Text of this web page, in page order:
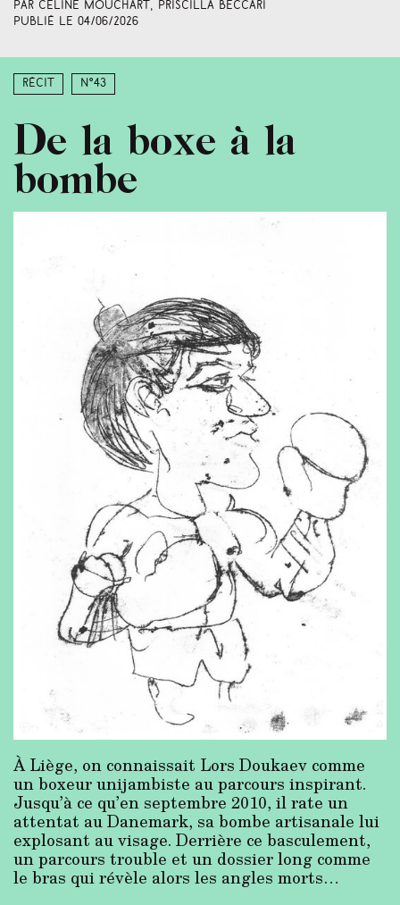
Par Céline Mouchart, Priscilla Beccari
Publié le 04/06/2026
Récit N°43
De la boxe à la
bombe
À Liège, on connaissait Lors Doukaev comme
un boxeur unijambiste au parcours inspirant.
Jusqu’à ce qu’en septembre 2010, il rate un
attentat au Danemark, sa bombe artisanale lui
explosant au visage. Derrière ce basculement,
un parcours trouble et un dossier long comme
le bras qui révèle alors les angles morts…